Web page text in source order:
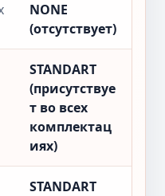
NONE
(отсутствует)
STANDART
(присутствуе
т во всех
комплектац
иях)
STANDART